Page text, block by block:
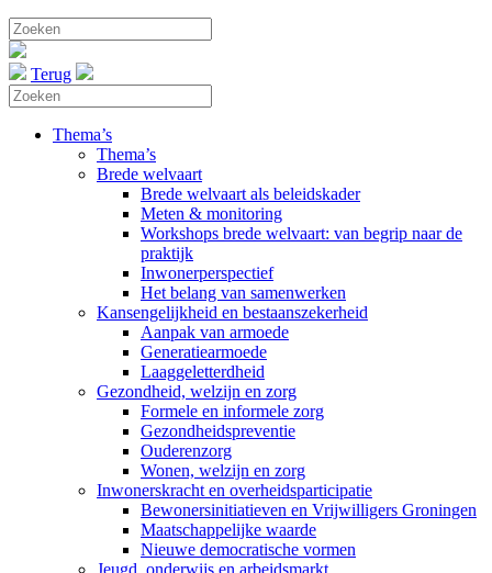
Terug
Thema’s
Thema’s
Brede welvaart
Brede welvaart als beleidskader
Meten & monitoring
Workshops brede welvaart: van begrip naar de
praktijk
Inwonerperspectief
Het belang van samenwerken
Kansengelijkheid en bestaanszekerheid
Aanpak van armoede
Generatiearmoede
Laaggeletterdheid
Gezondheid, welzijn en zorg
Formele en informele zorg
Gezondheidspreventie
Ouderenzorg
Wonen, welzijn en zorg
Inwonerskracht en overheidsparticipatie
Bewonersinitiatieven en Vrijwilligers Groningen
Maatschappelijke waarde
Nieuwe democratische vormen
Jeugd, onderwijs en arbeidsmarkt